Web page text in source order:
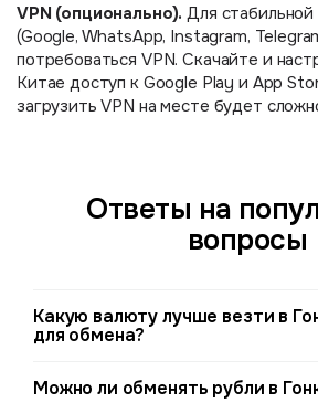
VPN (опционально). Для
(Google, WhatsApp, Instagram,
потребоваться VPN. Скачайте и
Китае доступ к Google Play и App
загрузить VPN на месте будет
Ответы на
вопросы
Какую валюту лучше везти в
для обмена?
обменивать наличные. Спред
Можно ли обменять рубли в